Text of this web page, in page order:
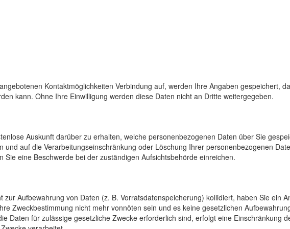
Kontaktmöglichkeiten Verbindung auf, werden Ihre Angaben gespeichert,
kann. Ohne Ihre Einwilligung werden diese Daten nicht an Dritte weitergegeben.
Auskunft darüber zu erhalten, welche personenbezogenen Daten über Sie
auf die Verarbeitungseinschränkung oder Löschung Ihrer personenbezogenen
eine Beschwerde bei der zuständigen Aufsichtsbehörde einreichen.
Aufbewahrung von Daten (z. B. Vorratsdatenspeicherung) kollidiert, haben Sie ein
Zweckbestimmung nicht mehr vonnöten sein und es keine gesetzlichen
Daten für zulässige gesetzliche Zwecke erforderlich sind, erfolgt eine Einschränkung